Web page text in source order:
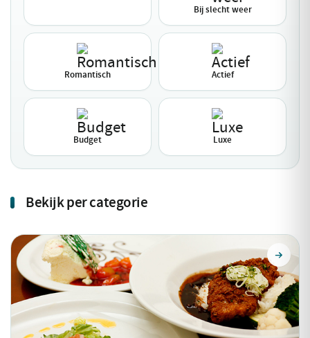
Bij slecht weer
Romantisch Actief
Budget Luxe
Bekijk per categorie